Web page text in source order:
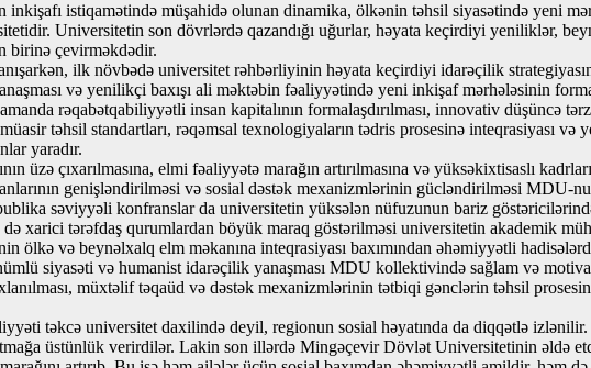
istiqamətində müşahidə olunan dinamika, ölkənin təhsil siyasətində yeni
Universitetin son dövrlərdə qazandığı uğurlar, həyata keçirdiyi yeniliklər,
birinə çevirməkdədir.
ilk növbədə universitet rəhbərliyinin həyata keçirdiyi idarəçilik
və yenilikçi baxışı ali məktəbin fəaliyyətində yeni inkişaf mərhələsinin
rəqabətqabiliyyətli insan kapitalının formalaşdırılması, innovativ düşüncə
təhsil standartları, rəqəmsal texnologiyaların tədris prosesinə inteqrasiyası
yaradır.
üzə çıxarılmasına, elmi fəaliyyətə marağın artırılmasına və yüksəkixtisaslı
genişləndirilməsi və sosial dəstək mexanizmlərinin gücləndirilməsi
səviyyəli konfranslar da universitetin yüksələn nüfuzunun bariz
xarici tərəfdaş qurumlardan böyük maraq göstərilməsi universitetin akademik
ölkə və beynəlxalq elm məkanına inteqrasiyası baxımından əhəmiyyətli
siyasəti və humanist idarəçilik yanaşması MDU kollektivində sağlam və
müxtəlif təqaüd və dəstək mexanizmlərinin tətbiqi gənclərin təhsil
təkcə universitet daxilində deyil, regionun sosial həyatında da diqqətlə
üstünlük verirdilər. Lakin son illərdə Mingəçevir Dövlət Universitetinin əldə